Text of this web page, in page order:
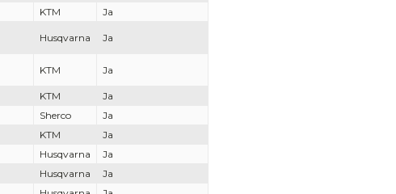
KTM Ja
Husqvarna Ja
KTM Ja
KTM
Ja
Sherco
Ja
KTM
Ja
Husqvarna
Ja
Husqvarna
Ja